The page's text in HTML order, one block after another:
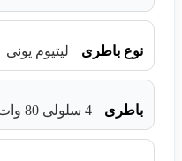
نوع باطری لیتیوم یونی
باطری 4 سلولی 80 وات ساعت